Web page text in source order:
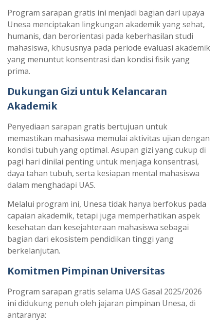
Program sarapan gratis ini menjadi bagian dari upaya
Unesa menciptakan lingkungan akademik yang sehat,
humanis, dan berorientasi pada keberhasilan studi
mahasiswa, khususnya pada periode evaluasi akademik
yang menuntut konsentrasi dan kondisi fisik yang
prima.
Dukungan Gizi untuk Kelancaran
Akademik
Penyediaan sarapan gratis bertujuan untuk
memastikan mahasiswa memulai aktivitas ujian dengan
kondisi tubuh yang optimal. Asupan gizi yang cukup di
pagi hari dinilai penting untuk menjaga konsentrasi,
daya tahan tubuh, serta kesiapan mental mahasiswa
dalam menghadapi UAS.
Melalui program ini, Unesa tidak hanya berfokus pada
capaian akademik, tetapi juga memperhatikan aspek
kesehatan dan kesejahteraan mahasiswa sebagai
bagian dari ekosistem pendidikan tinggi yang
berkelanjutan.
Komitmen Pimpinan Universitas
Program sarapan gratis selama UAS Gasal 2025/2026
ini didukung penuh oleh jajaran pimpinan Unesa, di
antaranya: